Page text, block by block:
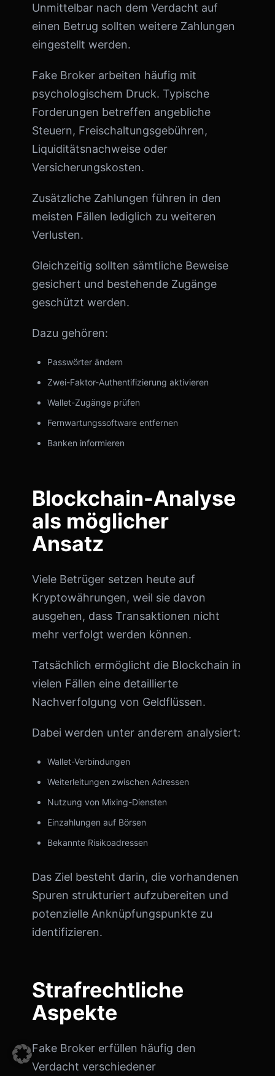
Unmittelbar nach dem Verdacht auf
einen Betrug sollten weitere Zahlungen
eingestellt werden.
Fake Broker arbeiten häufig mit
psychologischem Druck. Typische
Forderungen betreffen angebliche
Steuern, Freischaltungsgebühren,
Liquiditätsnachweise oder
Versicherungskosten.
Zusätzliche Zahlungen führen in den
meisten Fällen lediglich zu weiteren
Verlusten.
Gleichzeitig sollten sämtliche Beweise
gesichert und bestehende Zugänge
geschützt werden.
Dazu gehören:
Passwörter ändern
Zwei-Faktor-Authentifizierung aktivieren
Wallet-Zugänge prüfen
Fernwartungssoftware entfernen
Banken informieren
Blockchain-Analyse
als möglicher
Ansatz
Viele Betrüger setzen heute auf
Kryptowährungen, weil sie davon
ausgehen, dass Transaktionen nicht
mehr verfolgt werden können.
Tatsächlich ermöglicht die Blockchain in
vielen Fällen eine detaillierte
Nachverfolgung von Geldflüssen.
Dabei werden unter anderem analysiert:
Wallet-Verbindungen
Weiterleitungen zwischen Adressen
Nutzung von Mixing-Diensten
Einzahlungen auf Börsen
Bekannte Risikoadressen
Das Ziel besteht darin, die vorhandenen
Spuren strukturiert aufzubereiten und
potenzielle Anknüpfungspunkte zu
identifizieren.
Strafrechtliche
Aspekte
Fake Broker erfüllen häufig den
Verdacht verschiedener